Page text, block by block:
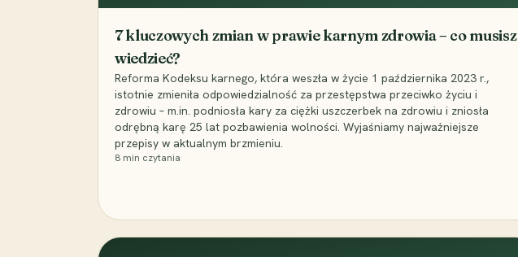
7 kluczowych zmian w prawie karnym zdrowia – co musisz
wiedzieć?
Reforma Kodeksu karnego, która weszła w życie 1 października 2023 r.,
istotnie zmieniła odpowiedzialność za przestępstwa przeciwko życiu i
zdrowiu – m.in. podniosła kary za ciężki uszczerbek na zdrowiu i zniosła
odrębną karę 25 lat pozbawienia wolności. Wyjaśniamy najważniejsze
przepisy w aktualnym brzmieniu.
8 min czytania